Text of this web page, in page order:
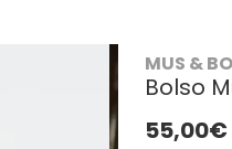
MUS &
Bolso
55,00€